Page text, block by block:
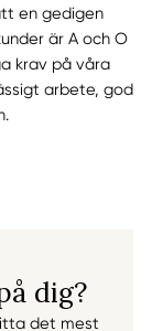
en gedigen
är A och O
krav på våra
arbete, god
dig?
det mest